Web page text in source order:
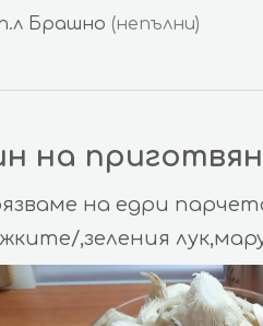
Брашно (непълни)
на
на едри
,зеления